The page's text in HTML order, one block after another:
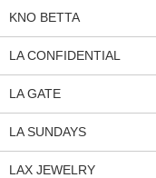
KNO BETTA
LA CONFIDENTIAL
LA GATE
LA SUNDAYS
LAX JEWELRY